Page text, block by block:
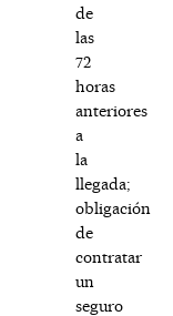
de
las
72
horas
anteriores
a
la
llegada;
obligación
de
contratar
un
seguro